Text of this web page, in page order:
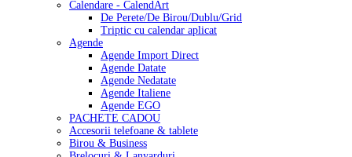
Calendare - CalendArt
De Perete/De Birou/Dublu/Grid
Triptic cu calendar aplicat
Agende
Agende Import Direct
Agende Datate
Agende Nedatate
Agende Italiene
Agende EGO
PACHETE CADOU
Accesorii telefoane & tablete
Birou & Business